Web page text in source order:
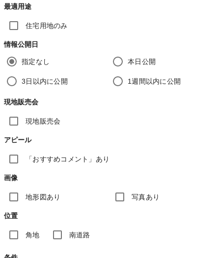
最適用途
住宅用地のみ
情報公開日
指定なし 本日公開
3日以内に公開 1週間以内に公開
現地販売会
現地販売会
アピール
「おすすめコメント」あり
画像
地形図あり 写真あり
位置
角地 南道路